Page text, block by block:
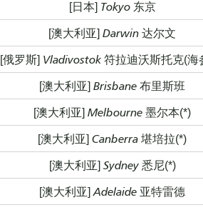
[日本] Tokyo 东京
[澳大利亚] Darwin 达尔文
[俄罗斯] Vladivostok 符拉迪沃斯托克(海
[澳大利亚] Brisbane 布里斯班
[澳大利亚] Melbourne 墨尔本(*)
[澳大利亚] Canberra 堪培拉(*)
[澳大利亚] Sydney 悉尼(*)
[澳大利亚] Adelaide 亚特雷德